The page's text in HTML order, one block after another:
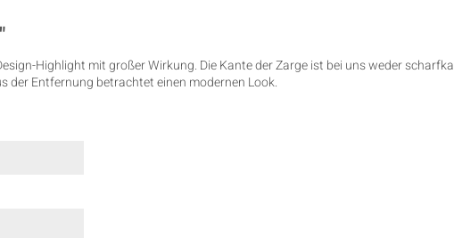
Highlight mit großer Wirkung. Die Kante der Zarge ist bei uns weder
der Entfernung betrachtet einen modernen Look.